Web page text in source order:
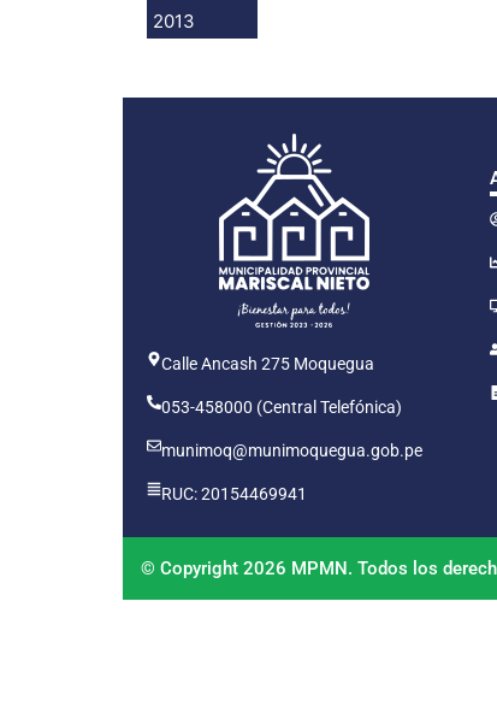
2013
Calle Ancash 275 Moquegua
053-458000 (Central Telefónica)
munimoq@munimoquegua.gob.pe
RUC: 20154469941
© Copyright 2026 MPMN. Todos los